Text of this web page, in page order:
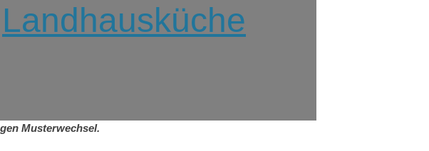
Landhausküche
Musterwechsel.